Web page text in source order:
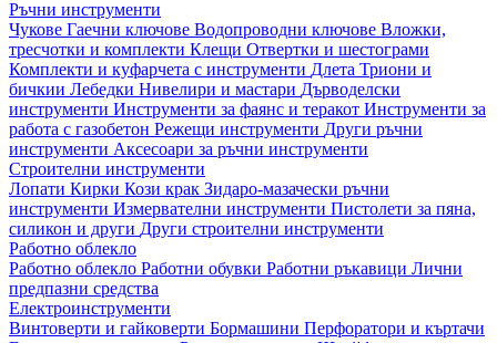
Ръчни инструменти
Чукове Гаечни ключове Водопроводни ключове Вложки,
тресчотки и комплекти Клещи Отвертки и шестограми
Комплекти и куфарчета с инструменти Длета Триони и
бичкии Лебедки Нивелири и мастари Дърводелски
инструменти Инструменти за фаянс и теракот Инструменти за
работа с газобетон Режещи инструменти Други ръчни
инструменти Аксесоари за ръчни инструменти
Строителни инструменти
Лопати Кирки Кози крак Зидаро-мазачески ръчни
инструменти Измервателни инструменти Пистолети за пяна,
силикон и други Други строителни инструменти
Работно облекло
Работно облекло Работни обувки Работни ръкавици Лични
предпазни средства
Електроинструменти
Винтоверти и гайковерти Бормашини Перфоратори и къртачи